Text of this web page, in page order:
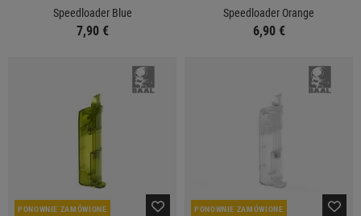
Speedloader Blue
7,90 €
Speedloader Orange
6,90 €
PONOWNIE ZAMÓWIONE PONOWNIE ZAMÓWIONE